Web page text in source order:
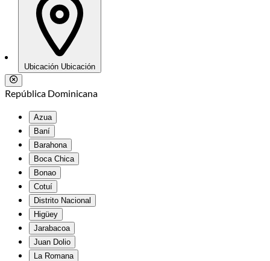
Ubicación Ubicación
República Dominicana
Azua
Baní
Barahona
Boca Chica
Bonao
Cotuí
Distrito Nacional
Higüey
Jarabacoa
Juan Dolio
La Romana